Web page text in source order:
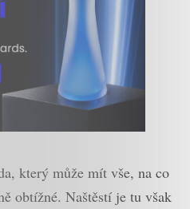
který může mít vše, na co
obtížné. Naštěstí je tu však